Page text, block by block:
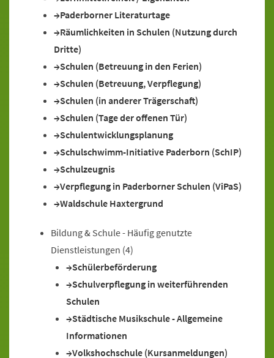
Paderborner Literaturtage
Räumlichkeiten in Schulen (Nutzung durch
Dritte)
Schulen (Betreuung in den Ferien)
Schulen (Betreuung, Verpflegung)
Schulen (in anderer Trägerschaft)
Schulen (Tage der offenen Tür)
Schulentwicklungsplanung
Schulschwimm-Initiative Paderborn (SchIP)
Schulzeugnis
Verpflegung in Paderborner Schulen (ViPaS)
Waldschule Haxtergrund
Bildung & Schule - Häufig genutzte
Dienstleistungen (4)
Schülerbeförderung
Schulverpflegung in weiterführenden
Schulen
Städtische Musikschule - Allgemeine
Informationen
Volkshochschule (Kursanmeldungen)